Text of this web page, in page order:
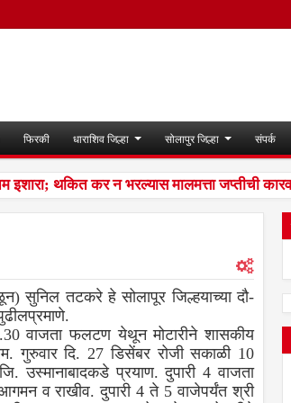
फिरकी धाराशिव जिल्हा सोलापुर जिल्हा संपर्क
थकित कर न भरल्यास मालमत्ता जप्तीची
सुनिल तटकरे हे सोलापूर जिल्हयाच्या दौ-
वाजता फलटण येथून मोटारीने शासकीय
गुरुवार दि. 27 डिसेंबर रोजी सकाळी 10
उस्मानाबादकडे प्रयाण. दुपारी 4 वाजता
व राखीव. दुपारी 4 ते 5 वाजेपर्यंत श्री